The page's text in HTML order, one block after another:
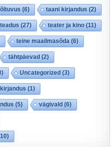
(6) taani kirjandus (2)
teadus (27) teater ja kino (11)
teine maailmasõda (6)
tähtpäevad (2)
Uncategorized (3)
(1)
(5) vägivald (6)